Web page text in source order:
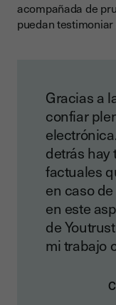
acompañada de
puedan
Gracias a
confiar
detrás hay
factuales
en caso
en este
de
mi trabajo